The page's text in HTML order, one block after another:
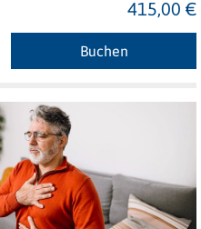
415,00 €
Buchen